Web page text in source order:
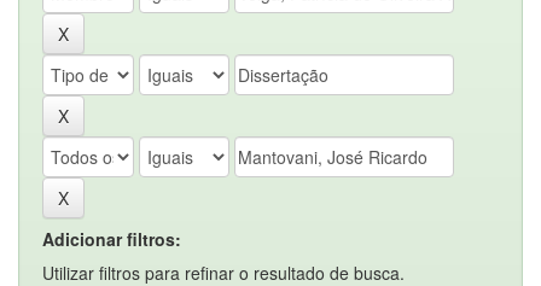
Adicionar filtros:
Utilizar filtros para refinar o resultado de busca.